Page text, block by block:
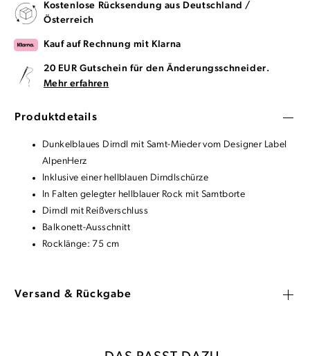
Kostenlose Rücksendung aus Deutschland /
Österreich
Kauf auf Rechnung mit Klarna
20 EUR Gutschein für den Änderungsschneider.
Mehr erfahren
Produktdetails
Dunkelblaues Dirndl mit Samt-Mieder vom Designer Label
AlpenHerz
Inklusive einer hellblauen Dirndlschürze
In Falten gelegter hellblauer Rock mit Samtborte
Dirndl mit Reißverschluss
Balkonett-Ausschnitt
Rocklänge: 75 cm
Versand & Rückgabe